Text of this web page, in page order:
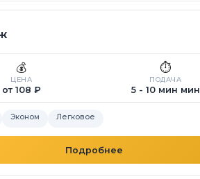
💰
ЦЕНА
от 108 ₽
⏱️
ПОДАЧА
5 - 10 мин мин
Эконом Легковое
Подробнее